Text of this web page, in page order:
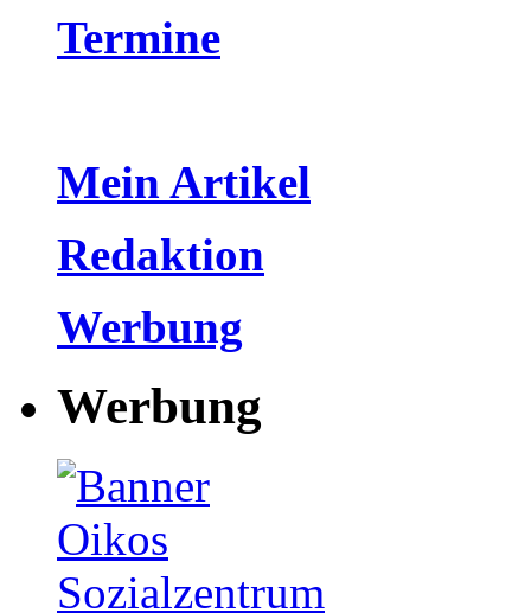
Termine
Mein Artikel
Redaktion
Werbung
Werbung